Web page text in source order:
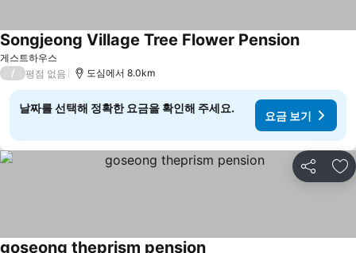
게스트하우스
Songjeong Village Tree Flower Pension
/ 평점 없음 도심에서 8.0km
날짜를 선택해 정확한 요금을 확인해 주세요.
요금 보기
공유 즐
goseong theprism pension